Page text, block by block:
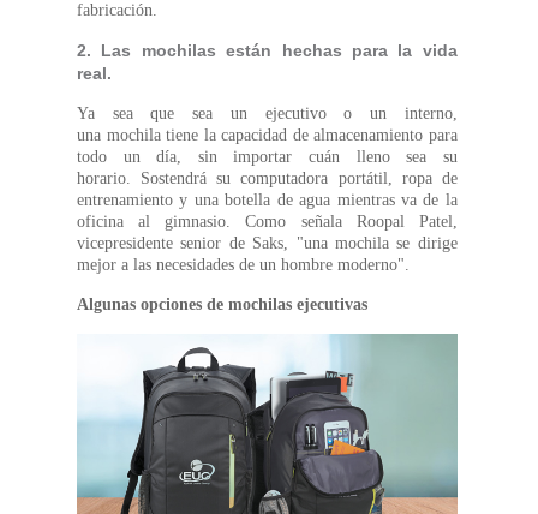
fabricación.
2. Las mochilas están hechas para la vida
real.
Ya sea que sea un ejecutivo o un interno,
una mochilatiene la capacidad de almacenamiento para
todo un día, sin importar cuán lleno sea su
horario. Sostendrá su computadora portátil, ropa de
entrenamiento y una botella de agua mientras va de la
oficina al gimnasio.Como señala Roopal Patel,
vicepresidente senior de Saks, "una mochila se dirige
mejor a las necesidades de un hombre moderno".
Algunas opciones de mochilas ejecutivas